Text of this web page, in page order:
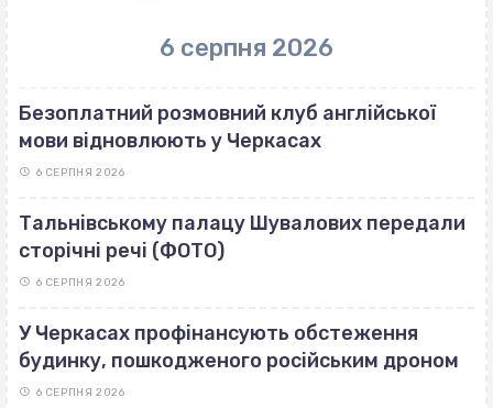
6 серпня 2026
Безоплатний розмовний клуб англійської
мови відновлюють у Черкасах
6 СЕРПНЯ 2026
Тальнівському палацу Шувалових передали
сторічні речі (ФОТО)
6 СЕРПНЯ 2026
У Черкасах профінансують обстеження
будинку, пошкодженого російським дроном
6 СЕРПНЯ 2026